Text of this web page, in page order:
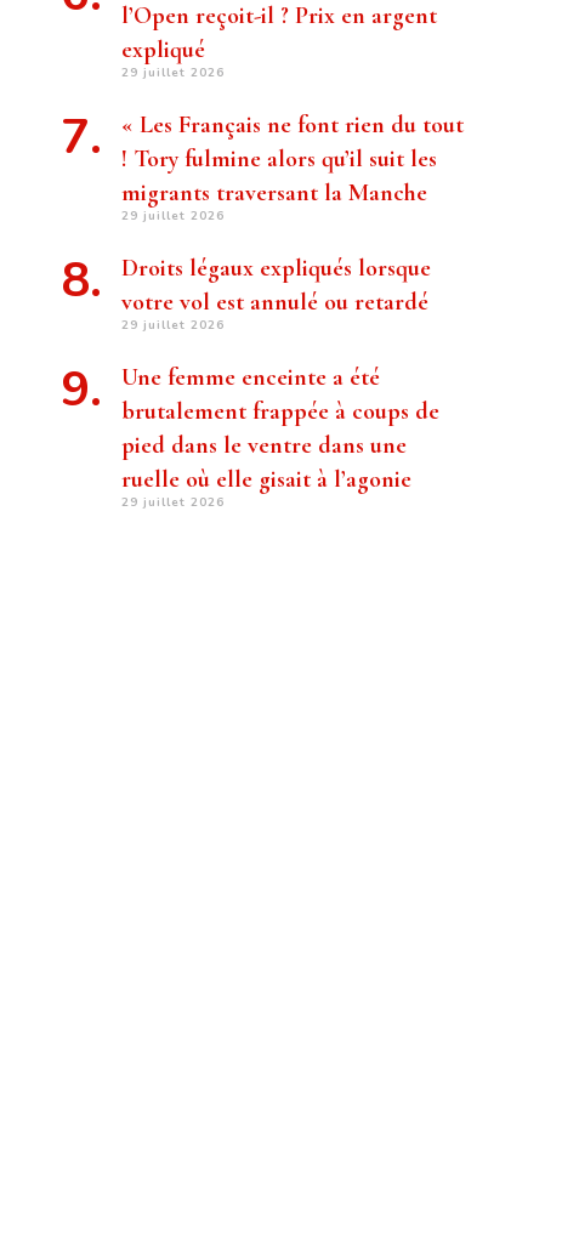
l’Open reçoit-il ? Prix ​​en argent
expliqué
29 juillet 2026
« Les Français ne font rien du tout
! Tory fulmine alors qu’il suit les
migrants traversant la Manche
29 juillet 2026
Droits légaux expliqués lorsque
votre vol est annulé ou retardé
29 juillet 2026
Une femme enceinte a été
brutalement frappée à coups de
pied dans le ventre dans une
ruelle où elle gisait à l’agonie
29 juillet 2026